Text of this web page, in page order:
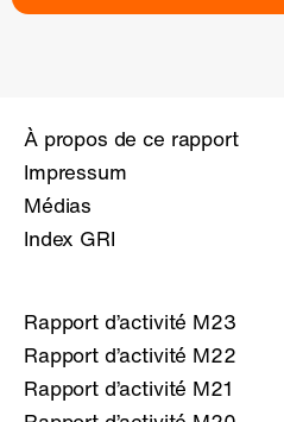
À propos de ce rapport
Impressum
Médias
Index GRI
Rapport d’activité M23
Rapport d’activité M22
Rapport d’activité M21